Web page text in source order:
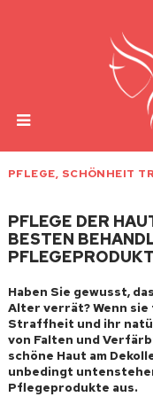
PFLEGE, SCHÖNHEIT
PFLEGE DER
BESTEN
Haben Sie gewusst,
Alter verrät? Wenn
Straffheit und ihr
von Falten und
schöne Haut am
unbedingt
Pflegeprodukte aus.